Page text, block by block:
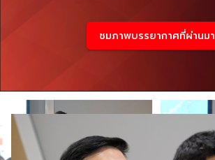
ชมภาพบรรยากาศที่ผ่านมา